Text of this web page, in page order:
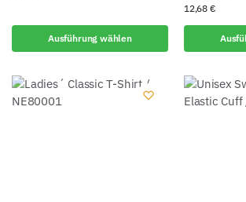
Ausführung wählen
12,68 €